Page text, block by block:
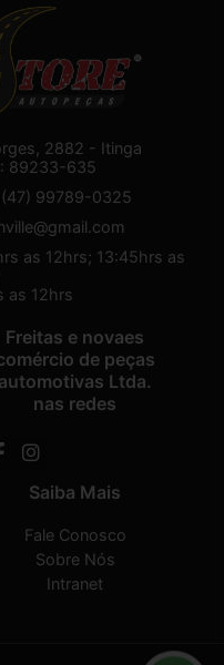
2882 - Itinga
89233-635
(47) 99789-0325
as 12hrs; 13:45hrs as
as 12hrs
Freitas e novaes
de peças
automotivas Ltda.
nas redes
Saiba Mais
Fale Conosco
Sobre Nós
Intranet